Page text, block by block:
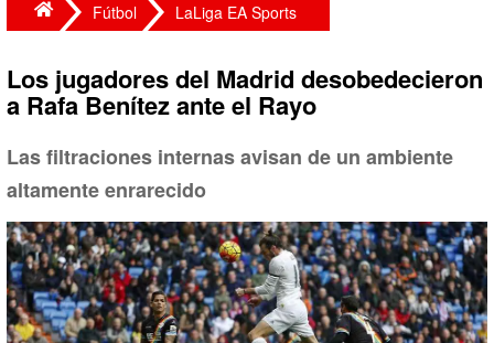
Fútbol LaLiga EA Sports
Los jugadores del Madrid desobedecieron
a Rafa Benítez ante el Rayo
Las filtraciones internas avisan de un ambiente
altamente enrarecido